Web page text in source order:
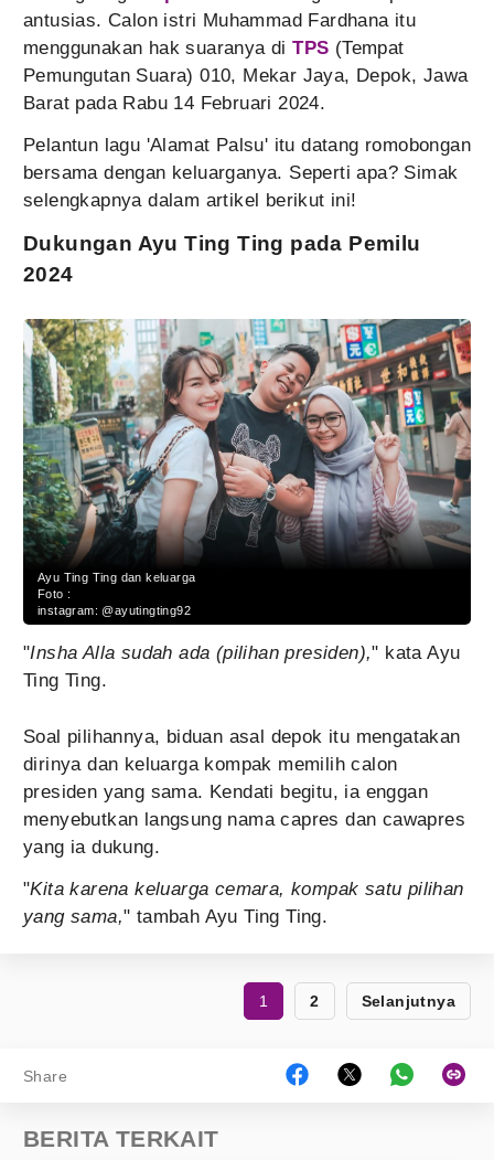
antusias. Calon istri Muhammad Fardhana itu
menggunakan hak suaranya diTPS (Tempat
Pemungutan Suara) 010, Mekar Jaya, Depok, Jawa
Barat pada Rabu 14 Februari 2024.
Pelantun lagu 'Alamat Palsu' itu datang romobongan
bersama dengan keluarganya. Seperti apa? Simak
selengkapnya dalam artikel berikut ini!
Dukungan Ayu Ting Ting pada Pemilu
2024
Ayu Ting Ting dan keluarga
Foto :
instagram: @ayutingting92
"Insha Alla sudah ada (pilihan presiden)," kata Ayu
Ting Ting.
Soal pilihannya, biduan asal depok itu mengatakan
dirinya dan keluarga kompak memilih calon
presiden yang sama. Kendati begitu, ia enggan
menyebutkan langsung nama capres dan cawapres
yang ia dukung.
"Kita karena keluarga cemara, kompak satu pilihan
yang sama," tambah Ayu Ting Ting.
1 2 Selanjutnya
Share
BERITA TERKAIT